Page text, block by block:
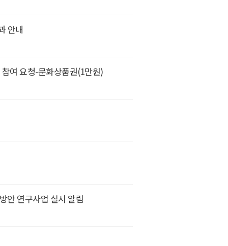
안내
여 요청-문화상품권(1만원)
안 연구사업 실시 알림